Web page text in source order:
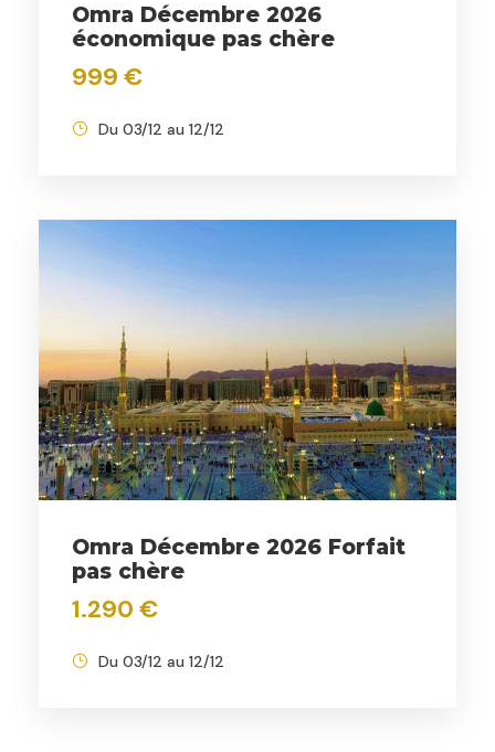
Omra Décembre 2026
économique pas chère
999 €
Du 03/12 au 12/12
Omra Décembre 2026 Forfait
pas chère
1.290 €
Du 03/12 au 12/12